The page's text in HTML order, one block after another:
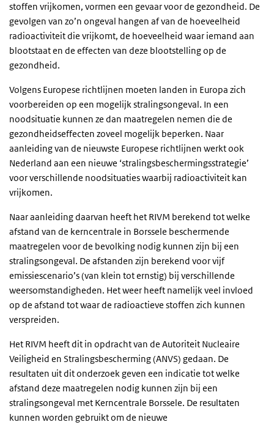
stoffen vrijkomen, vormen een gevaar voor de gezondheid. De
gevolgen van zo’n ongeval hangen af van de hoeveelheid
radioactiviteit die vrijkomt, de hoeveelheid waar iemand aan
blootstaat en de effecten van deze blootstelling op de
gezondheid.
Volgens Europese richtlijnen moeten landen in Europa zich
voorbereiden op een mogelijk stralingsongeval. In een
noodsituatie kunnen ze dan maatregelen nemen die de
gezondheidseffecten zoveel mogelijk beperken. Naar
aanleiding van de nieuwste Europese richtlijnen werkt ook
Nederland aan een nieuwe ‘stralingsbeschermingsstrategie’
voor verschillende noodsituaties waarbij radioactiviteit kan
vrijkomen.
Naar aanleiding daarvan heeft het RIVM berekend tot welke
afstand van de kerncentrale in Borssele beschermende
maatregelen voor de bevolking nodig kunnen zijn bij een
stralingsongeval. De afstanden zijn berekend voor vijf
emissiescenario’s (van klein tot ernstig) bij verschillende
weersomstandigheden. Het weer heeft namelijk veel invloed
op de afstand tot waar de radioactieve stoffen zich kunnen
verspreiden.
Het RIVM heeft dit in opdracht van de Autoriteit Nucleaire
Veiligheid en Stralingsbescherming (ANVS) gedaan. De
resultaten uit dit onderzoek geven een indicatie tot welke
afstand deze maatregelen nodig kunnen zijn bij een
stralingsongeval met Kerncentrale Borssele. De resultaten
kunnen worden gebruikt om de nieuwe